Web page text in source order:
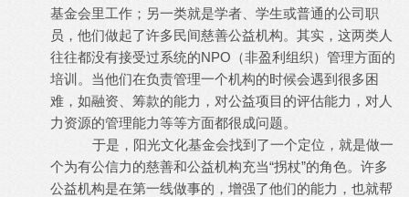
基金会里工作；另一类就是学者、学生或普通的公司职
员，他们做起了许多民间慈善公益机构。其实，这两类人
往往都没有接受过系统的NPO（非盈利组织）管理方面的
培训。当他们在负责管理一个机构的时候会遇到很多困
难，如融资、筹款的能力，对公益项目的评估能力，对人
力资源的管理能力等等方面都很成问题。
于是，阳光文化基金会找到了一个定位，就是做一
个为有公信力的慈善和公益机构充当“拐杖”的角色。许多
公益机构是在第一线做事的，增强了他们的能力，也就帮